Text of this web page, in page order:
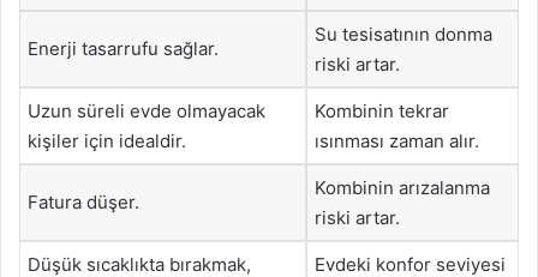
Enerji tasarrufu sağlar.
Su tesisatının donma
riski artar.
Uzun süreli evde olmayacak
kişiler için idealdir.
Kombinin tekrar
ısınması zaman alır.
Fatura düşer.
Kombinin arızalanma
riski artar.
Düşük sıcaklıkta bırakmak,
Evdeki konfor seviyesi